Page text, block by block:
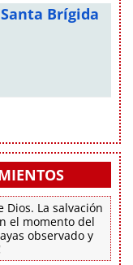
Brígida
Dios. La salvación
el momento del
observado y